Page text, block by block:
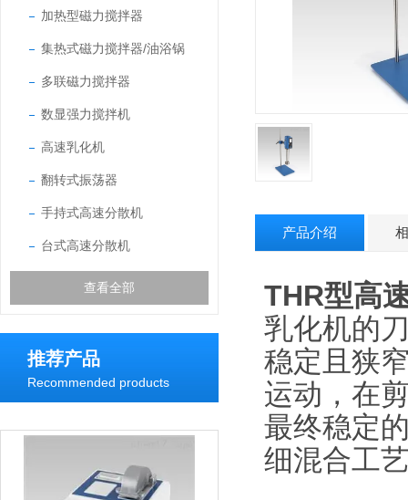
加热型磁力搅拌器
集热式磁力搅拌器/油浴锅
多联磁力搅拌器
数显强力搅拌机
高速乳化机
翻转式振荡器
手持式高速分散机
台式高速分散机
查看全部
推荐产品
Recommended products
产品介绍
THR型高
乳化机的
稳定且狭
运动，在
最终稳定
细混合工